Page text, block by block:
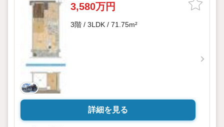
3,580万円
3階 / 3LDK / 71.75m²
詳細を見る